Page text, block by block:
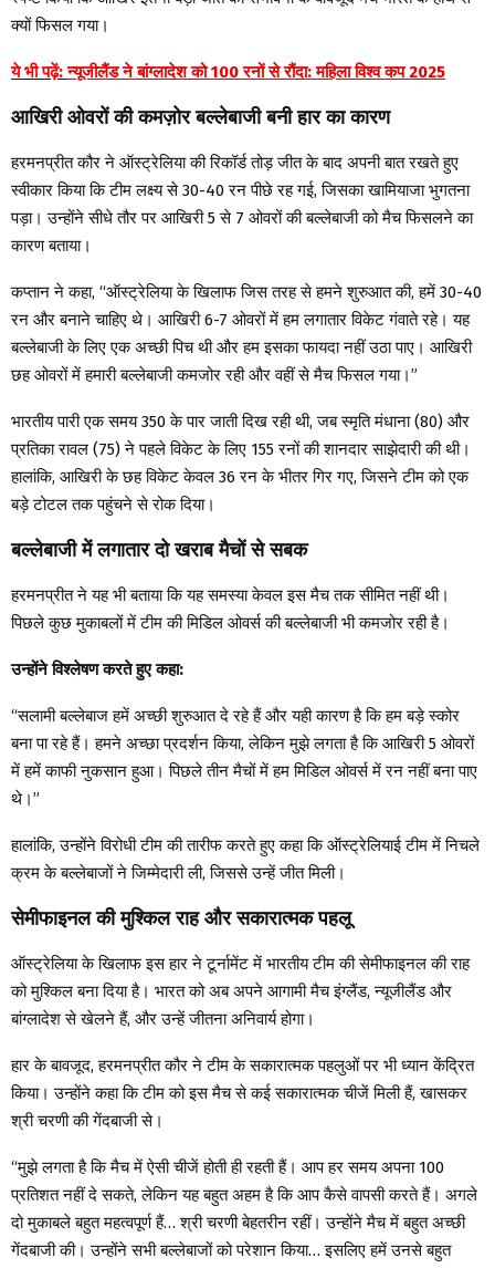
क्यों फिसल गया।
ये भी पढ़ें:न्यूजीलैंड ने बांग्लादेश को 100 रनों से रौंदा: महिला विश्व कप 2025
आखिरी ओवरों की कमज़ोर बल्लेबाजी बनी हार का कारण
हरमनप्रीत कौर ने ऑस्ट्रेलिया की रिकॉर्ड तोड़ जीत के बाद अपनी बात रखते हुए
स्वीकार किया कि टीम लक्ष्य से 30-40 रन पीछे रह गई, जिसका खामियाजा भुगतना
पड़ा। उन्होंने सीधे तौर पर आखिरी 5 से 7 ओवरों की बल्लेबाजी को मैच फिसलने का
कारण बताया।
कप्तान ने कहा, “ऑस्ट्रेलिया के खिलाफ जिस तरह से हमने शुरुआत की, हमें 30-40
रन और बनाने चाहिए थे। आखिरी 6-7 ओवरों में हम लगातार विकेट गंवाते रहे। यह
बल्लेबाजी के लिए एक अच्छी पिच थी और हम इसका फायदा नहीं उठा पाए। आखिरी
छह ओवरों में हमारी बल्लेबाजी कमजोर रही और वहीं से मैच फिसल गया।”
भारतीय पारी एक समय 350 के पार जाती दिख रही थी, जब स्मृति मंधाना (80) और
प्रतिका रावल (75) ने पहले विकेट के लिए 155 रनों की शानदार साझेदारी की थी।
हालांकि, आखिरी के छह विकेट केवल 36 रन के भीतर गिर गए, जिसने टीम को एक
बड़े टोटल तक पहुंचने से रोक दिया।
बल्लेबाजी में लगातार दो खराब मैचों से सबक
हरमनप्रीत ने यह भी बताया कि यह समस्या केवल इस मैच तक सीमित नहीं थी।
पिछले कुछ मुकाबलों में टीम की मिडिल ओवर्स की बल्लेबाजी भी कमजोर रही है।
उन्होंने विश्लेषण करते हुए कहा:
“सलामी बल्लेबाज हमें अच्छी शुरुआत दे रहे हैं और यही कारण है कि हम बड़े स्कोर
बना पा रहे हैं। हमने अच्छा प्रदर्शन किया, लेकिन मुझे लगता है कि आखिरी 5 ओवरों
में हमें काफी नुकसान हुआ। पिछले तीन मैचों में हम मिडिल ओवर्स में रन नहीं बना पाए
थे।”
हालांकि, उन्होंने विरोधी टीम की तारीफ करते हुए कहा कि ऑस्ट्रेलियाई टीम में निचले
क्रम के बल्लेबाजों ने जिम्मेदारी ली, जिससे उन्हें जीत मिली।
सेमीफाइनल की मुश्किल राह और सकारात्मक पहलू
ऑस्ट्रेलिया के खिलाफ इस हार ने टूर्नामेंट में भारतीय टीम की सेमीफाइनल की राह
को मुश्किल बना दिया है। भारत को अब अपने आगामी मैच इंग्लैंड, न्यूजीलैंड और
बांग्लादेश से खेलने हैं, और उन्हें जीतना अनिवार्य होगा।
हार के बावजूद, हरमनप्रीत कौर ने टीम के सकारात्मक पहलुओं पर भी ध्यान केंद्रित
किया। उन्होंने कहा कि टीम को इस मैच से कई सकारात्मक चीजें मिली हैं, खासकर
श्री चरणी की गेंदबाजी से।
“मुझे लगता है कि मैच में ऐसी चीजें होती ही रहती हैं। आप हर समय अपना 100
प्रतिशत नहीं दे सकते, लेकिन यह बहुत अहम है कि आप कैसे वापसी करते हैं। अगले
दो मुकाबले बहुत महत्वपूर्ण हैं… श्री चरणी बेहतरीन रहीं। उन्होंने मैच में बहुत अच्छी
गेंदबाजी की। उन्होंने सभी बल्लेबाजों को परेशान किया… इसलिए हमें उनसे बहुत